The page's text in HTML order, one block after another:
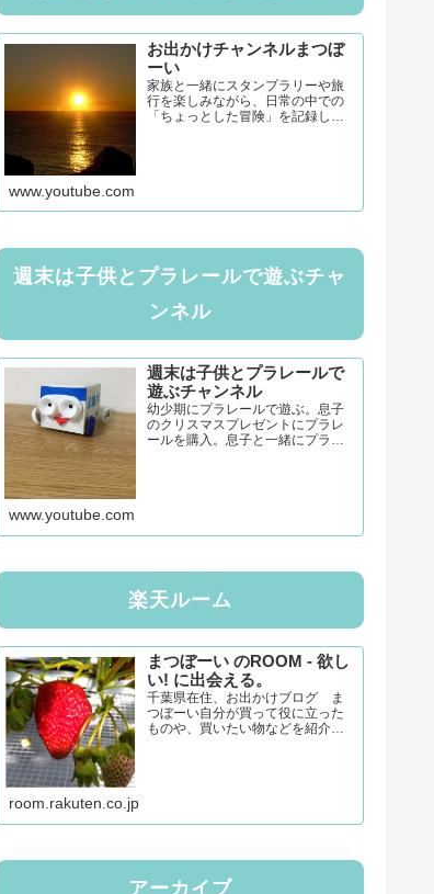
お出かけチャンネルまつぼ
ーい
家族と一緒にスタンプラリーや旅
行を楽しみながら、日常の中での
「ちょっとした冒険」を記録して
www.youtube.com
週末は子供とプラレールで遊ぶチャ
ンネル
週末は子供とプラレールで
遊ぶチャンネル
幼少期にプラレールで遊ぶ。息子
のクリスマスプレゼントにプラレ
ールを購入。息子と一緒にプラレ
www.youtube.com
楽天ルーム
まつぼーい のROOM - 欲し
い! に出会える。
千葉県在住、お出かけブログ ま
つぼーい自分が買って役に立った
ものや、買いたい物などを紹介し
room.rakuten.co.jp
アーカイブ